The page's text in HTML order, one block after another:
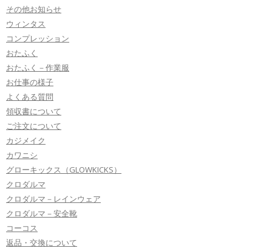
その他お知らせ
ウィンタス
コンプレッション
おたふく
おたふく－作業服
お仕事の様子
よくある質問
領収書について
ご注文について
カジメイク
カワニシ
グローキックス（GLOWKICKS）
クロダルマ
クロダルマ－レインウェア
クロダルマ－安全靴
コーコス
返品・交換について